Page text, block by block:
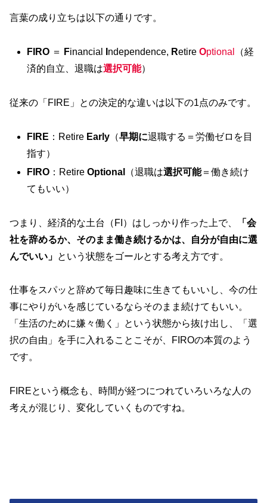
言葉の成り立ちは以下の通りです。
FIRO ＝ Financial ndependence, RetireOptional
（経
済的自立、退職は選択可能）
従来の「FIRE」との決定的な違いは以下の1点のみです。
FIRE ：Retire Early （早期に退職する＝労働ゼロを目
指す）
FIRO ：RetireOptional （退職は選択可能＝働き続け
てもいい）
つまり、経済的な土台（FI）はしっかり作った上で、
「会
社を辞めるか、そのまま働き続けるかは、自分が自由に選
んでいい」 という状態をゴールとする考え方です。
仕事をスパッと辞めて毎日趣味に生きてもいいし、今の仕
事にやりがいを感じているならそのまま続けてもいい。
「生活のために嫌々働く」という状態から抜け出し、「選
択の自由」を手に入れることこそが、FIROの本質のよう
です。
FIREという概念も、時間が経つにつれていろいろな人の
考えが混じり、変化していくものですね。